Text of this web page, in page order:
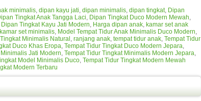
minimalis, dipan kayu jati, dipan minimalis, dipan tingkat, Dipan
Tingkat Anak Tangga Laci, Dipan Tingkat Duco Modern Mewah,
Dipan Tingkat Kayu Jati Modern, Harga dipan anak, kamar set anak
kamar set minimalis, Model Tempat Tidur Anak Minimalis Duco Modern,
Minimalis Natural , ranjang anak, tempat tidur anak, Tempat Tidur
Duco Khas Eropa, Tempat Tidur Tingkat Duco Modern Jepara,
Jati Modern, Tempat Tidur Tingkat Minimalis Modern Jepara,
Model Minimalis Duco, Tempat Tidur Tingkat Modern Mewah
Modern Terbaru